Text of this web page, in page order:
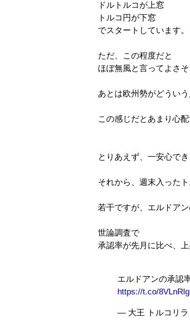
ドルトルコが上窓
トルコ円が下窓
でスタートしています。
ただ、この程度だと
ほぼ無風と言ってよさそ
あとは欧州勢がどうい
この感じだとあまり心
とりあえず、一安心でき
それから、週末入った
若干ですが、エルドア
世論調査で
承認率が先月に比べ、上
エルドアンの承認
https://t.co/
— 大王 トルコリラ